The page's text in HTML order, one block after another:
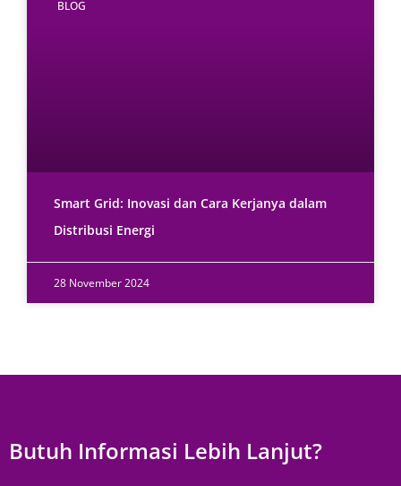
BLOG
Smart Grid: Inovasi dan Cara Kerjanya dalam
Distribusi Energi
28 November 2024
Butuh Informasi Lebih Lanjut?